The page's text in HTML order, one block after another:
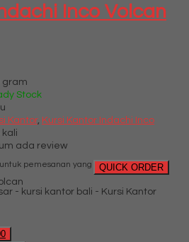
Inco Volcan
gram
Stock
Kantor, Kursi Kantor Indachi Inco
kali
ada review
QUICK ORDER
pemesanan yang